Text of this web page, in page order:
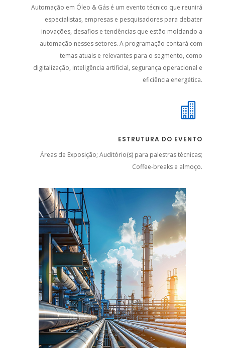
Automação em Óleo & Gás é um evento técnico que reunirá
especialistas, empresas e pesquisadores para debater
inovações, desafios e tendências que estão moldando a
automação nesses setores. A programação contará com
temas atuais e relevantes para o segmento, como
digitalização, inteligência artificial, segurança operacional e
eficiência energética.

ESTRUTURA DO EVENTO
Áreas de Exposição; Auditório(s) para palestras técnicas;
Coffee-breaks e almoço.